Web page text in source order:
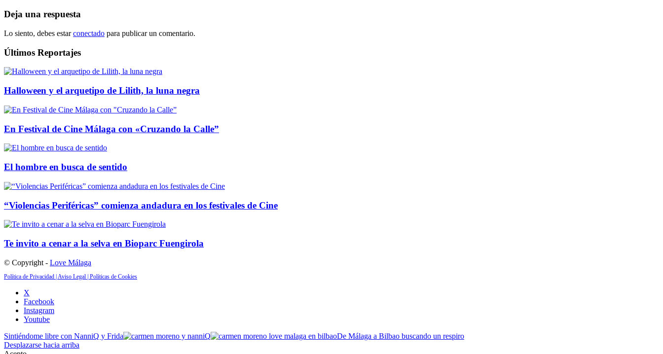
Deja una respuesta
Lo siento, debes estarconectado para publicar un comentario.
Últimos Reportajes
Halloween y el arquetipo de Lilith, la luna negra
En Festival de Cine Málaga con «Cruzando la Calle”
El hombre en busca de sentido
“Violencias Periféricas” comienza andadura en los festivales de Cine
Te invito a cenar a la selva en Bioparc Fuengirola
© Copyright - Love Málaga
Política de Privacidad | Aviso Legal | Políticas de Cookies
X
Facebook
Instagram
Youtube
Sintiéndome libre con NanniQ y Frida
De Málaga a Bilbao buscando un respiro
Desplazarse hacia arriba